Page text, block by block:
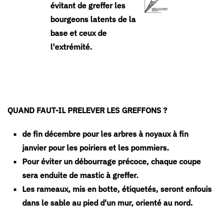
évitant de greffer les
bourgeons latents de la
base et ceux de
l'extrémité.
QUAND FAUT-IL PRELEVER LES GREFFONS ?
de fin décembre pour les arbres à noyaux à fin
janvier pour les poiriers et les pommiers.
Pour éviter un débourrage précoce, chaque coupe
sera enduite de mastic à greffer.
Les rameaux, mis en botte, étiquetés, seront enfouis
dans le sable au pied d'un mur, orienté au nord.